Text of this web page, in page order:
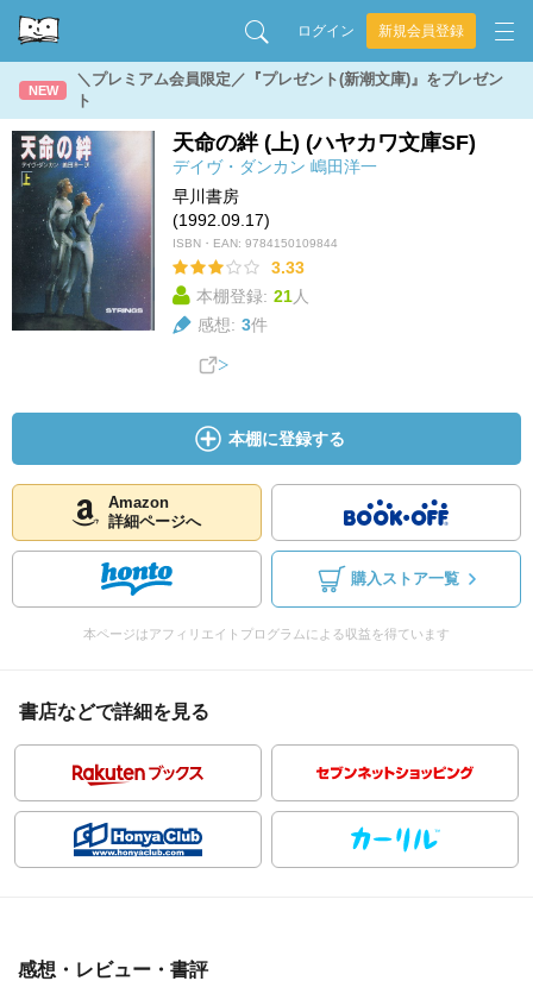
ログイン 新規会員登録
NEW
＼プレミアム会員限定／『プレゼント(新潮文庫)』をプレゼン
ト
天命の絆 (上) (ハヤカワ文庫SF)
デイヴ・ダンカン 嶋田洋一
早川書房
(1992.09.17)
ISBN・EAN: 9784150109844
3.33
本棚登録: 21人
感想: 3件
本棚に登録する
Amazon
詳細ページへ
購入ストア一覧
本ページはアフィリエイトプログラムによる収益を得ています
書店などで詳細を見る
感想・レビュー・書評